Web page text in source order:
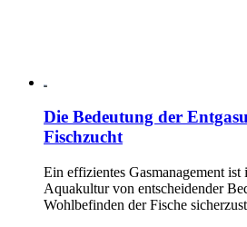
Die Bedeutung der
Fischzucht
Ein effizientes Gasmanagement ist
Aquakultur von entscheidender
Wohlbefinden der Fische